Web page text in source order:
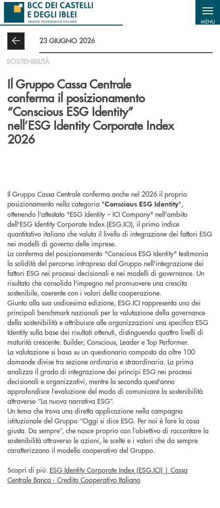
Salta al contenuto principale
MENU
23 GIUGNO 2026
SOSTENIBILITÀ
Il Gruppo Cassa Centrale
conferma il posizionamento
“Conscious ESG Identity”
nell’ESG Identity Corporate Index
2026
Il Gruppo Cassa Centrale conferma anche nel 2026 il proprio
posizionamento nella categoria "Conscious ESG Identity",
ottenendo l'attestato "ESG Identity – ICI Company" nell'ambito
dell'ESG Identity Corporate Index (ESG.ICI), il primo indice
quantitativo italiano che valuta il livello di integrazione dei fattori ESG
nei modelli di governo delle imprese.
La conferma del posizionamento "Conscious ESG Identity" testimonia
la solidità del percorso intrapreso dal Gruppo nell'integrazione dei
fattori ESG nei processi decisionali e nei modelli di governance. Un
risultato che consolida l'impegno nel promuovere una crescita
sostenibile, coerente con i valori della cooperazione.
Giunto alla sua undicesima edizione, ESG.ICI rappresenta uno dei
principali benchmark nazionali per la valutazione della governance
della sostenibilità e attribuisce alle organizzazioni una specifica ESG
Identity sulla base dei risultati ottenuti, distinguendo quattro livelli di
maturità crescente: Builder, Conscious, Leader e Top Performer.
La valutazione si basa su un questionario composto da oltre 100
domande divise tra sezione ordinaria e straordinaria. La prima
analizza il grado di integrazione dei principi ESG nei processi
decisionali e organizzativi, mentre la seconda quest’anno
approfondisce l’evoluzione del modo di comunicare la sostenibilità
attraverso “La nuova narrativa ESG”.
Un tema che trova una diretta applicazione nella campagna
istituzionale del Gruppo “Oggi si dice ESG. Per noi è fare la cosa
giusta. Da sempre”, che nasce proprio con l’obiettivo di raccontare la
sostenibilità attraverso le azioni, le scelte e i valori che da sempre
caratterizzano il modello cooperativo del Gruppo.
Scopri di più: ESG Identity Corporate Index (ESG.ICI) | Cassa
Centrale Banca - Credito Cooperativo Italiano